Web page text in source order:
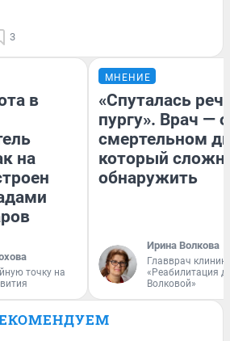
3
в
на
точку на
МНЕНИЕ
«Спуталась
пургу». Врач — о
смертельном
который
обнаружить
Ирина Волкова
Главврач
«Реабилитация
Волковой»